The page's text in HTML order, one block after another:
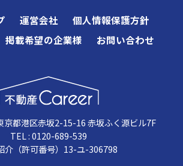
運営会社
個人情報保護方針
掲載希望の企業様 お問い合わせ
都港区赤坂2-15-16 赤坂ふく源ビル7F
TEL : 0120-689-539
介（許可番号）13-ユ-306798